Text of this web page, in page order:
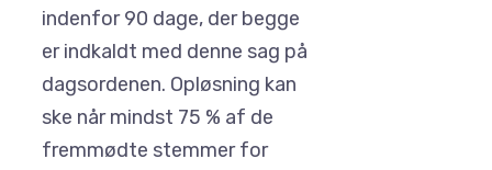
indenfor 90 dage, der begge
er indkaldt med denne sag på
dagsordenen. Opløsning kan
ske når mindst 75 % af de
fremmødte stemmer for